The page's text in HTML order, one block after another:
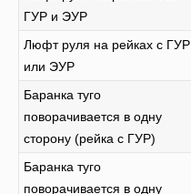
ГУР и ЭУР
Люфт руля на рейках с ГУР
или ЭУР
Баранка туго
поворачивается в одну
сторону (рейка с ГУР)
Баранка туго
поворачивается в одну